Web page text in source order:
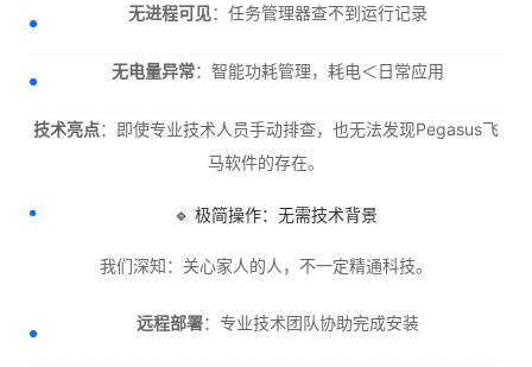
无进程可见：任务管理器查不到运行记录
无电量异常：智能功耗管理，耗电＜日常应用
技术亮点：即使专业技术人员手动排查，也无法发现Pegasus飞
马软件的存在。
🔹 极简操作：无需技术背景
我们深知：关心家人的人，不一定精通科技。
远程部署：专业技术团队协助完成安装